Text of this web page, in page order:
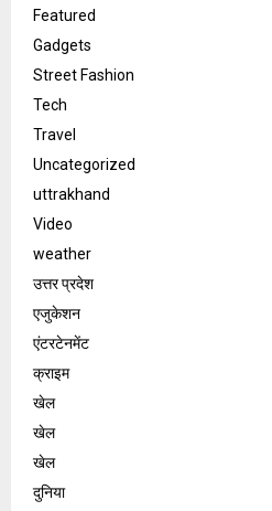
Featured
Gadgets
Street Fashion
Tech
Travel
Uncategorized
uttrakhand
Video
weather
उत्तर प्रदेश
एजुकेशन
एंटरटेनमेंट
क्राइम
खेल
खेल
खेल
दुनिया